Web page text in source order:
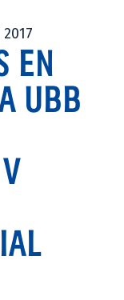
EN
UBB